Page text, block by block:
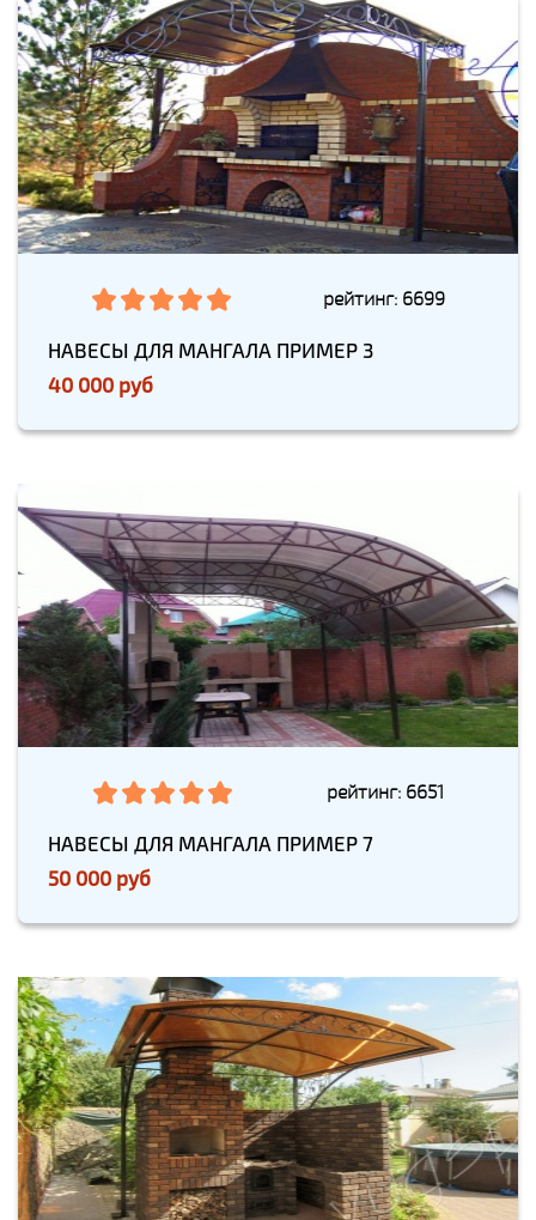
рейтинг: 6699
НАВЕСЫ ДЛЯ МАНГАЛА ПРИМЕР 3
40 000 руб
рейтинг: 6651
НАВЕСЫ ДЛЯ МАНГАЛА ПРИМЕР 7
50 000 руб